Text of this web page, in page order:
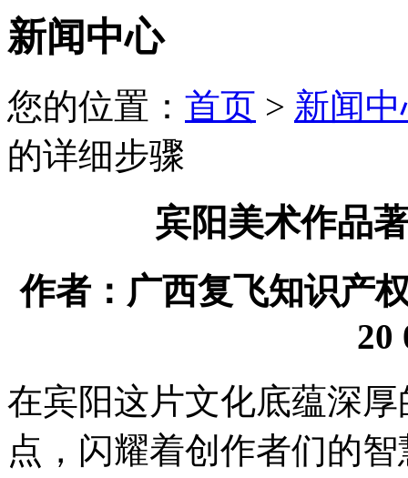
新闻中心
您的位置： 首页 > 新闻
的详细步骤
宾阳美术作品
作者：广西复飞知识产
20
在宾阳这片文化底蕴深
点，闪耀着创作者们的